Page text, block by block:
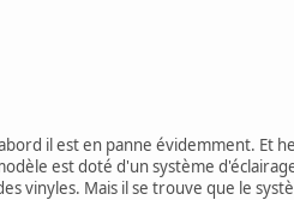
il est en panne évidemment. Et
est doté d'un système
vinyles. Mais il se trouve que le